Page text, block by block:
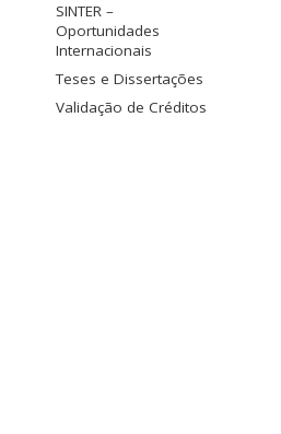
SINTER –
Oportunidades
Internacionais
Teses e Dissertações
Validação de Créditos